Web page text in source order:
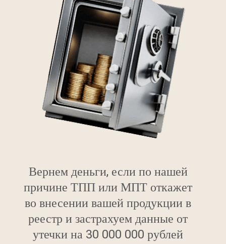
Вернем деньги, если по нашей
причине ТПП или МПТ откажет
во внесении вашей продукции в
реестр и застрахуем данные от
утечки на 30 000 000 рублей